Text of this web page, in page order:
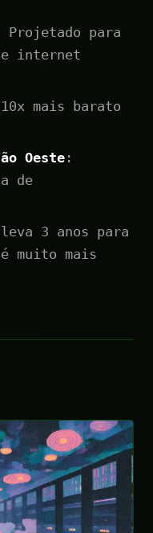
Projetado para
internet
mais barato
Oeste :
de
leva 3 anos para
muito mais